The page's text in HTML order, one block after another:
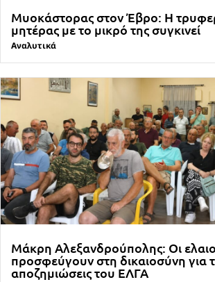
Μυοκάστορας στον Έβρο: Η
μητέρας με το μικρό της συγκινεί
Αναλυτικά
Μάκρη Αλεξανδρούπολης: Οι
προσφεύγουν στη δικαιοσύνη για
αποζημιώσεις του ΕΛΓΑ